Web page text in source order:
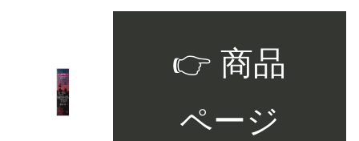
👉 商品
ページ